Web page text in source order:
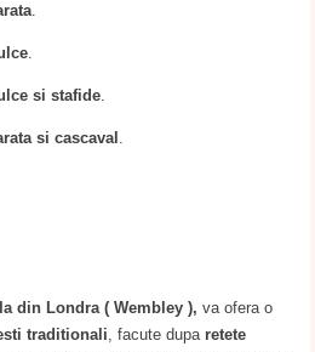
.
.
si stafide.
si cascaval .
din Londra ( Wembley ), va ofera o
traditionali, facute dupa retete